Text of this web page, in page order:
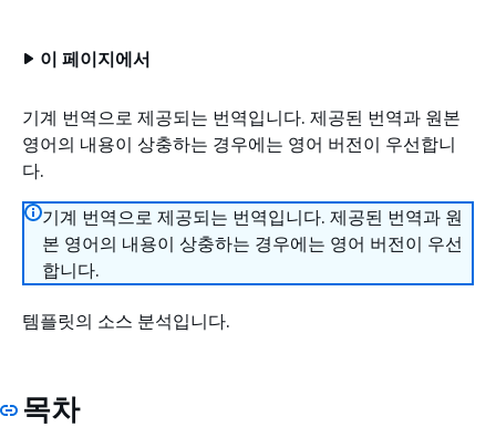
이 페이지에서
기계 번역으로 제공되는 번역입니다. 제공된 번역과 원본
영어의 내용이 상충하는 경우에는 영어 버전이 우선합니
다.
기계 번역으로 제공되는 번역입니다. 제공된 번역과 원
본 영어의 내용이 상충하는 경우에는 영어 버전이 우선
합니다.
템플릿의 소스 분석입니다.
목차